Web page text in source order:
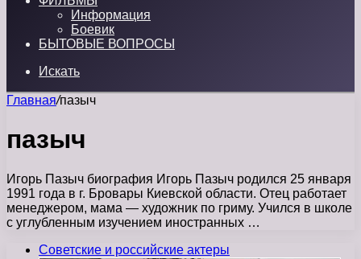
Информация
Боевик
БЫТОВЫЕ ВОПРОСЫ
Искать
Главная/пазыч
пазыч
Игорь Пазыч биография Игорь Пазыч родился 25 января
1991 года в г. Бровары Киевской области. Отец работает
менеджером, мама — художник по гриму. Учился в школе
с углубленным изучением иностранных …
Советские и российские актеры